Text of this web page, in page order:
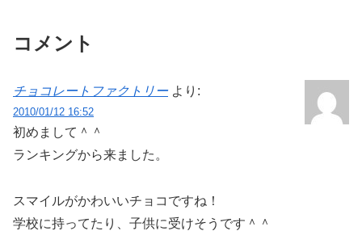
コメント
チョコレートファクトリー より:
2010/01/12 16:52
初めまして＾＾
ランキングから来ました。
スマイルがかわいいチョコですね！
学校に持ってたり、子供に受けそうです＾＾